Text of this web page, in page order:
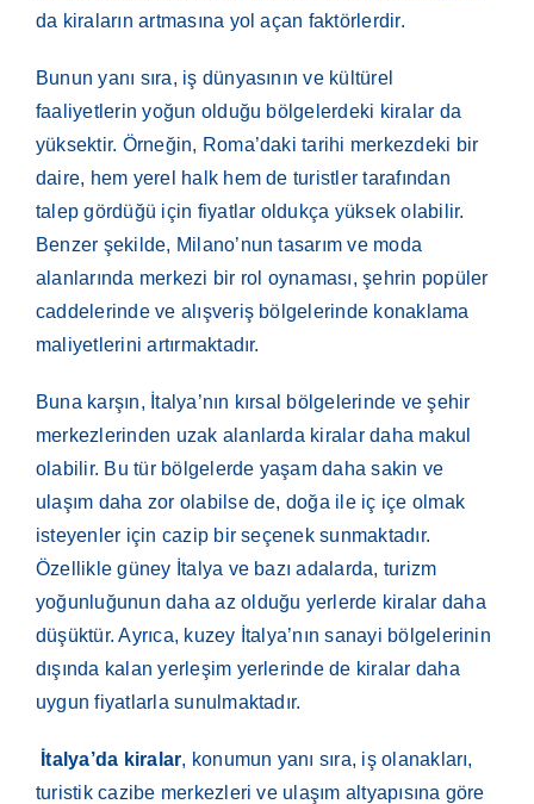
da kiraların artmasına yol açan faktörlerdir.
Bunun yanı sıra, iş dünyasının ve kültürel
faaliyetlerin yoğun olduğu bölgelerdeki kiralar da
yüksektir. Örneğin, Roma’daki tarihi merkezdeki bir
daire, hem yerel halk hem de turistler tarafından
talep gördüğü için fiyatlar oldukça yüksek olabilir.
Benzer şekilde, Milano’nun tasarım ve moda
alanlarında merkezi bir rol oynaması, şehrin popüler
caddelerinde ve alışveriş bölgelerinde konaklama
maliyetlerini artırmaktadır.
Buna karşın, İtalya’nın kırsal bölgelerinde ve şehir
merkezlerinden uzak alanlarda kiralar daha makul
olabilir. Bu tür bölgelerde yaşam daha sakin ve
ulaşım daha zor olabilse de, doğa ile iç içe olmak
isteyenler için cazip bir seçenek sunmaktadır.
Özellikle güney İtalya ve bazı adalarda, turizm
yoğunluğunun daha az olduğu yerlerde kiralar daha
düşüktür. Ayrıca, kuzey İtalya’nın sanayi bölgelerinin
dışında kalan yerleşim yerlerinde de kiralar daha
uygun fiyatlarla sunulmaktadır.
İtalya’da kiralar, konumun yanı sıra, iş olanakları,
turistik cazibe merkezleri ve ulaşım altyapısına göre